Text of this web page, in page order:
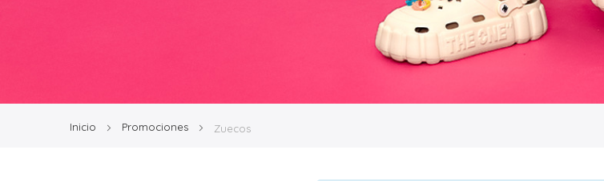
Inicio Promociones Zuecos